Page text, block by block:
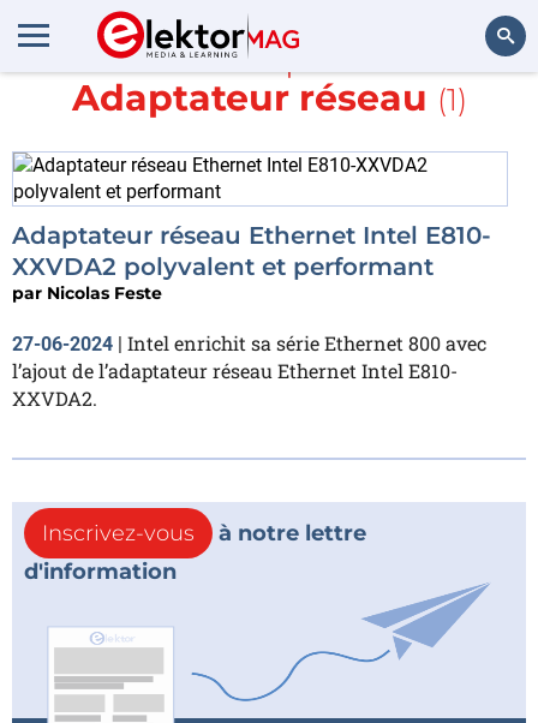
Rechercher
En savoir plus sur
Adaptateur réseau (1)
Adaptateur réseau Ethernet Intel E810-
XXVDA2 polyvalent et performant
par Nicolas Feste
27-06-2024 | Intel enrichit sa série Ethernet 800 avec
l’ajout de l’adaptateur réseau Ethernet Intel E810-
XXVDA2.
Inscrivez-vous
à notre lettre
d'information